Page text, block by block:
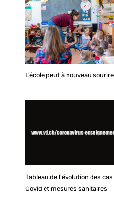
L’école peut à nouveau sourire
Tableau de l'évolution des cas
Covid et mesures sanitaires